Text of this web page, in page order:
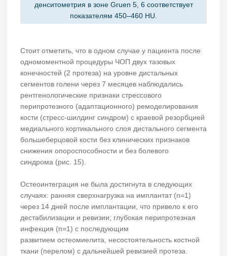
денситометрия в зоне Gruen 5, 6 соответствует
показателям 450–460 HU.
Стоит отметить, что в одном случае у пациента после
одномоментной процедуры ЧОП двух тазовых
конечностей (2 протеза) на уровне дистальных
сегментов голени через 7 месяцев наблюдались
рентгенологические признаки стрессового
перипротезного (адаптационного) ремоделирования
кости (стресс-шилдинг синдром) с краевой резорбцией
медиального кортикального слоя дистального сегмента
большеберцовой кости без клинических признаков
снижения опороспособности и без болевого
синдрома (рис. 15).
Остеоинтеграция не была достигнута в следующих
случаях: ранняя сверхнагрузка на имплантат (n=1)
через 14 дней после имплантации, что привело к его
дестабилизации и ревизии; глубокая перипротезная
инфекция (n=1) с последующим
развитием остеомиелита, несостоятельность костной
ткани (перелом) с дальнейшей ревизией протеза.